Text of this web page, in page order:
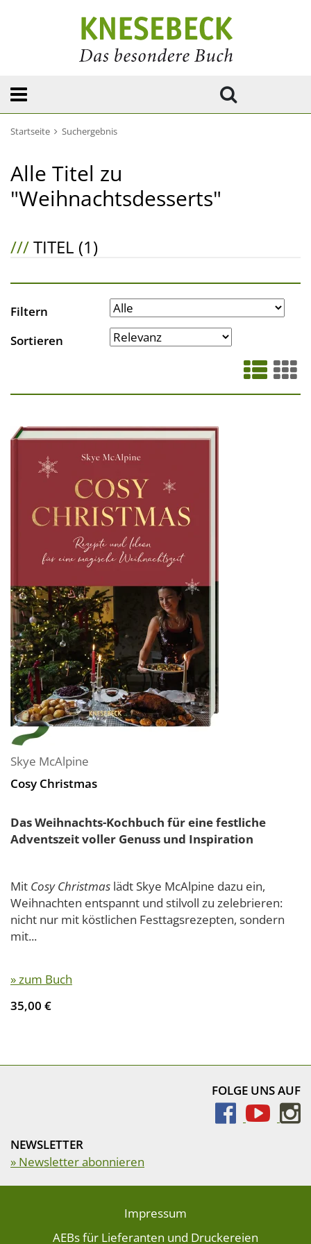
Startseite Suchergebnis
Alle Titel zu
"Weihnachtsdesserts"
///TITEL (1)
Filtern
Sortieren
Skye McAlpine
Cosy Christmas
Das Weihnachts-Kochbuch für eine festliche
Adventszeit voller Genuss und Inspiration
Mit Cosy Christmas lädt Skye McAlpine dazu ein,
Weihnachten entspannt und stilvoll zu zelebrieren:
nicht nur mit köstlichen Festtagsrezepten, sondern
mit...
» zum Buch
35,00 €
FOLGE UNS AUF
NEWSLETTER
» Newsletter abonnieren
Impressum
AEBs für Lieferanten und Druckereien